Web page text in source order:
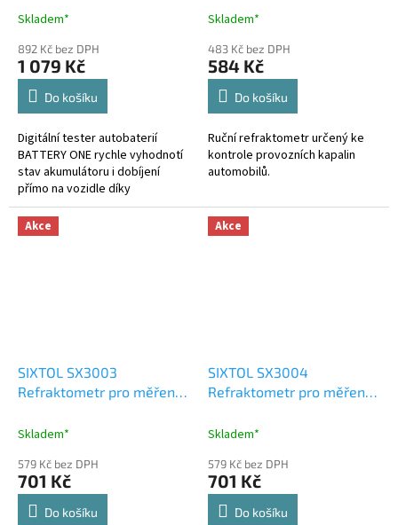
CZ/SK/EN/PL/ES
Skladem*
892 Kč bez DPH
1 079 Kč
Do košíku
Digitální tester autobaterií
BATTERY ONE rychle vyhodnotí
stav akumulátoru i dobíjení
přímo na vozidle díky
přehlednému displeji a
jednoduchému ovládání.
automobilu,
Skladem*
483 Kč bez DPH
584 Kč
Do košíku
Ruční refraktometr určený ke
kontrole provozních kapalin
automobilů.
Akce
SIXTOL SX3003
Refraktometr pro měření
alkoholu AT 80
Skladem*
579 Kč bez DPH
701 Kč
Do košíku
Akce
SIXTOL SX3004
Refraktometr pro měření
cukroměr AT 32
Skladem*
579 Kč bez DPH
701 Kč
Do košíku